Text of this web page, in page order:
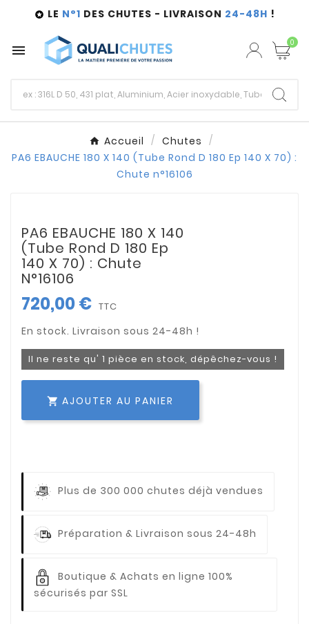
 LE N°1 DES CHUTES - LIVRAISON 24-48H !
 0
Accueil
Chutes
PA6 EBAUCHE 180 X 140 (Tube Rond D 180 Ep 140 X 70) :
Chute n°16106
PA6 EBAUCHE 180 X 140
(Tube Rond D 180 Ep
140 X 70) : Chute
N°16106
720,00 € TTC
Il ne reste qu' 1 pièce en stock, dépêchez-vous !
 AJOUTER AU PANIER
Plus de 300 000 chutes déjà vendues
Préparation & Livraison sous 24-48h
Boutique & Achats en ligne 100%
sécurisés par SSL